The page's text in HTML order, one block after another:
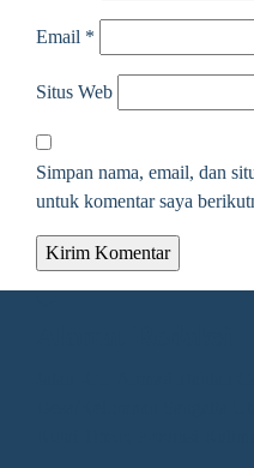
Email *
Situs Web
Simpan nama, email, dan
untuk komentar saya